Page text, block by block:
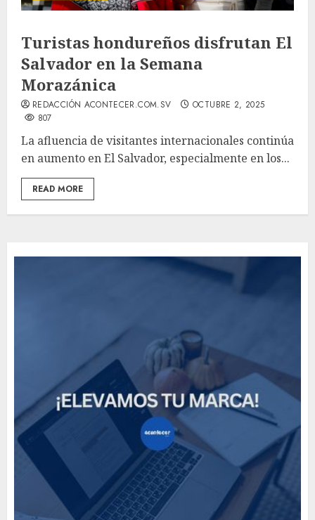
Turistas hondureños disfrutan El
Salvador en la Semana
Morazánica
REDACCIÓN ACONTECER.COM.SV
OCTUBRE 2, 2025
807
La afluencia de visitantes internacionales continúa
en aumento en El Salvador, especialmente en los...
READ MORE